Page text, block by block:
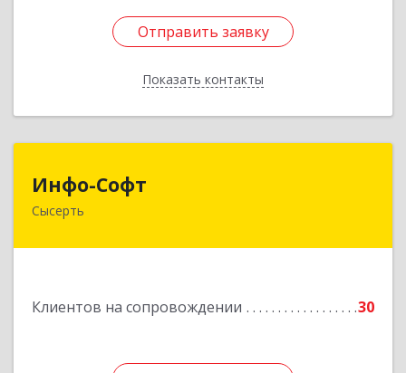
Отправить заявку
Показать контакты
Отправить заявку
Назад
Инфо-Софт
Сысерть
Клиентов на сопровождении 30
624021, Свердловская обл, Сысерть г, Коммуны